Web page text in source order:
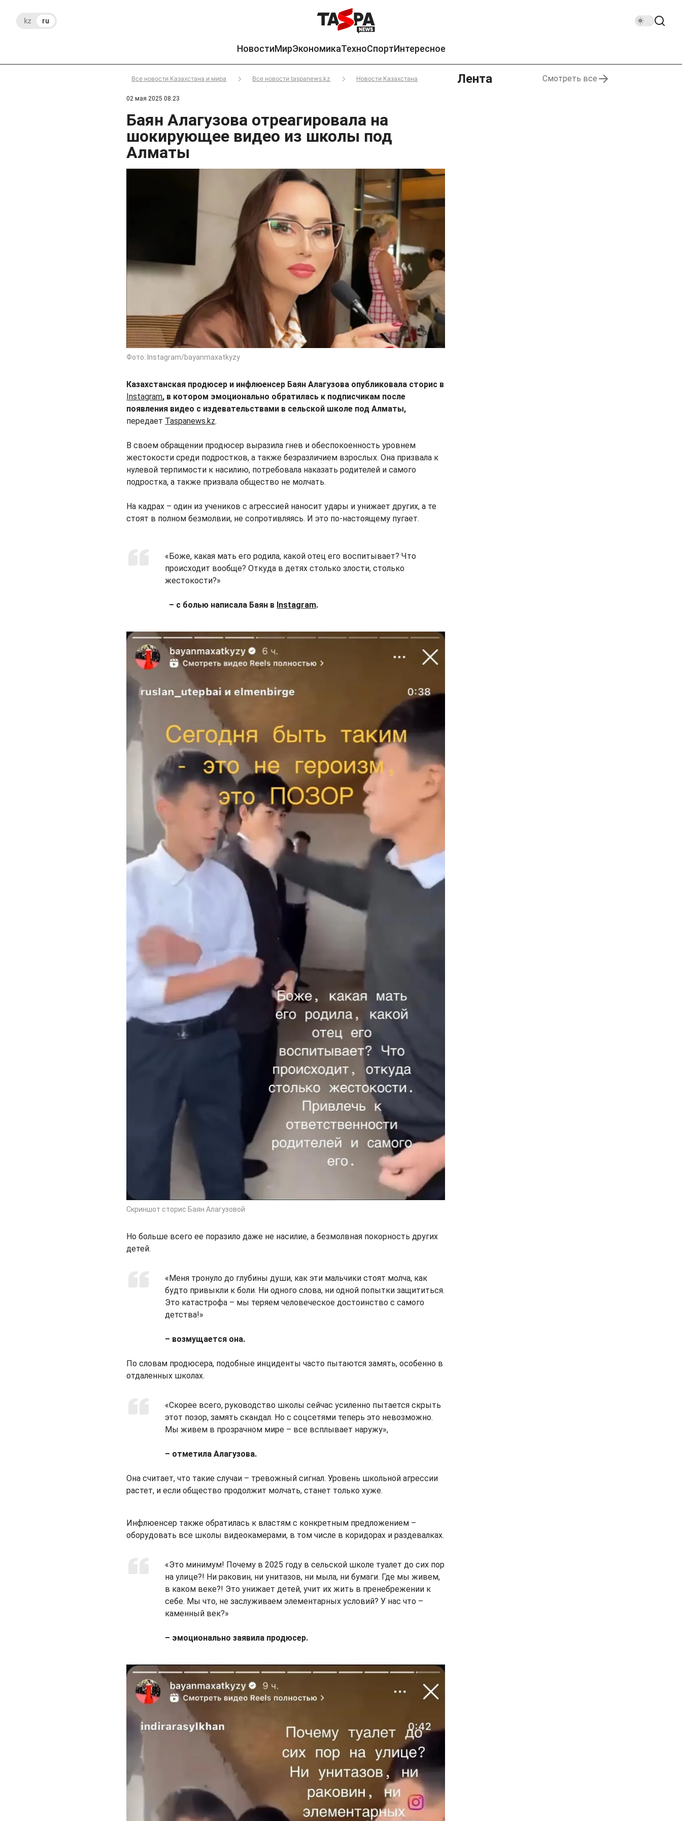
kz ru
НовостиМирЭкономикаТехноСпортИнтересное
Все новости Казахстана и мира Все новости taspanews.kz Новости Казахстана
02 мая 2025 08:23
Баян Алагузова отреагировала на
шокирующее видео из школы под
Алматы
Фото: Instagram/bayanmaxatkyzy
Казахстанская продюсер и инфлюенсер Баян Алагузова опубликовала сторис в
Instagram, в котором эмоционально обратилась к подписчикам после
появления видео с издевательствами в сельской школе под Алматы,
передает Taspanews.kz.
В своем обращении продюсер выразила гнев и обеспокоенность уровнем
жестокости среди подростков, а также безразличием взрослых. Она призвала к
нулевой терпимости к насилию, потребовала наказать родителей и самого
подростка, а также призвала общество не молчать.
На кадрах – один из учеников с агрессией наносит удары и унижает других, а те
стоят в полном безмолвии, не сопротивляясь. И это по-настоящему пугает.
«Боже, какая мать его родила, какой отец его воспитывает? Что
происходит вообще? Откуда в детях столько злости, столько
жестокости?»
– с болью написала Баян в Instagram.
Скриншот сторис Баян Алагузовой
Но больше всего ее поразило даже не насилие, а безмолвная покорность других
детей.
«Меня тронуло до глубины души, как эти мальчики стоят молча, как
будто привыкли к боли. Ни одного слова, ни одной попытки защититься.
Это катастрофа – мы теряем человеческое достоинство с самого
детства!»
– возмущается она.
По словам продюсера, подобные инциденты часто пытаются замять, особенно в
отдаленных школах.
«Скорее всего, руководство школы сейчас усиленно пытается скрыть
этот позор, замять скандал. Но с соцсетями теперь это невозможно.
Мы живем в прозрачном мире – все всплывает наружу»,
– отметила Алагузова.
Она считает, что такие случаи – тревожный сигнал. Уровень школьной агрессии
растет, и если общество продолжит молчать, станет только хуже.
Инфлюенсер также обратилась к властям с конкретным предложением –
оборудовать все школы видеокамерами, в том числе в коридорах и раздевалках.
«Это минимум! Почему в 2025 году в сельской школе туалет до сих пор
на улице?! Ни раковин, ни унитазов, ни мыла, ни бумаги. Где мы живем,
в каком веке?! Это унижает детей, учит их жить в пренебрежении к
себе. Мы что, не заслуживаем элементарных условий? У нас что –
каменный век?»
– эмоционально заявила продюсер.
Лента Смотреть все